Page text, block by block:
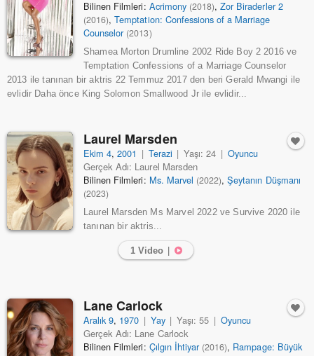
Bilinen Filmleri: Acrimony (2018),Zor Biraderler 2
(2016),Temptation: Confessions of a Marriage
Counselor (2013)
Shamea Morton Drumline 2002 Ride Boy 2 2016 ve
Temptation Confessions of a Marriage Counselor
2013 ile tanınan bir aktris 22 Temmuz 2017 den beri Gerald Mwangi ile
evlidir Daha önce King Solomon Smallwood Jr ile evlidir...
Laurel Marsden
Ekim 4,2001 | Terazi | Yaşı: 24 | Oyuncu
Gerçek Adı: Laurel Marsden
Bilinen Filmleri: Ms. Marvel (2022),Şeytanın Düşmanı
(2023)
Laurel Marsden Ms Marvel 2022 ve Survive 2020 ile
tanınan bir aktris...
1 Video
Lane Carlock
Aralık 9, 1970 | Yay | Yaşı: 55 | Oyuncu
Gerçek Adı: Lane Carlock
Bilinen Filmleri: Çılgın İhtiyar (2016), Rampage: Büyük